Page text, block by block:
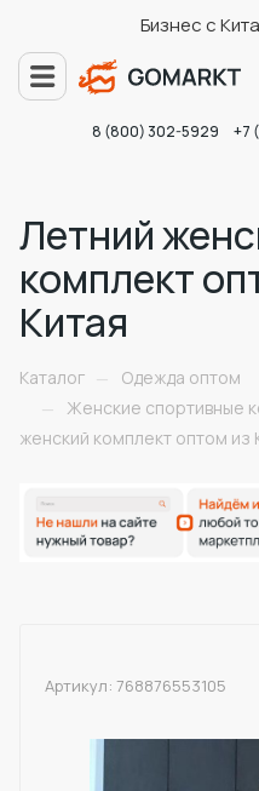
Бизнес с
8 (800) 302-5929 +7
Летний
комплект
Китая
Каталог — Одежда оптом
—
Женские спортивные
женский комплект оптом из
Артикул: 768876553105